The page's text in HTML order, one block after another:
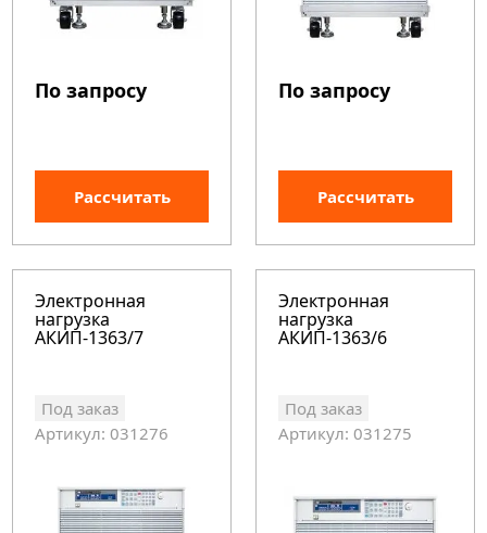
По запросу
Рассчитать
По запросу
Рассчитать
Электронная
нагрузка
АКИП-1363/7
Под заказ
Артикул: 031276
Электронная
нагрузка
АКИП-1363/6
Под заказ
Артикул: 031275